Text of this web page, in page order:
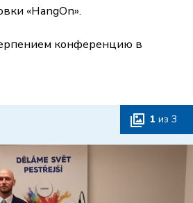
«HangOn».
конференцию в
1 из 3